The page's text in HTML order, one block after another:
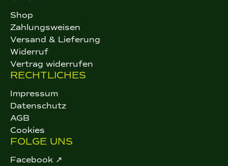
Shop
Zahlungsweisen
Versand & Lieferung
Widerruf
Vertrag widerrufen
RECHTLICHES
Impressum
Datenschutz
AGB
Cookies
FOLGE UNS
Facebook ↗